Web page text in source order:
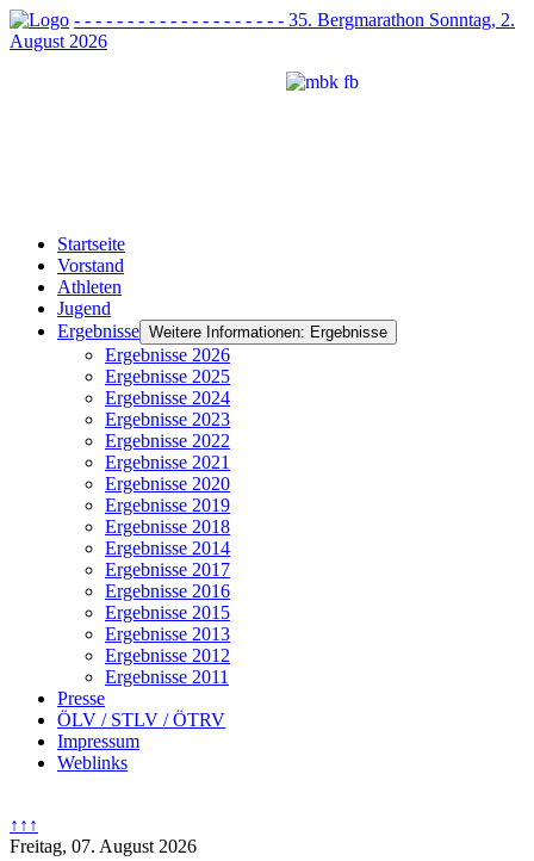
- - - - - - - - - - - - - - - - - - - - 35. Bergmarathon Sonntag, 2.
August 2026
Startseite
Vorstand
Athleten
Jugend
Ergebnisse Weitere Informationen: Ergebnisse
Ergebnisse 2026
Ergebnisse 2025
Ergebnisse 2024
Ergebnisse 2023
Ergebnisse 2022
Ergebnisse 2021
Ergebnisse 2020
Ergebnisse 2019
Ergebnisse 2018
Ergebnisse 2014
Ergebnisse 2017
Ergebnisse 2016
Ergebnisse 2015
Ergebnisse 2013
Ergebnisse 2012
Ergebnisse 2011
Presse
ÖLV / STLV / ÖTRV
Impressum
Weblinks
↑↑↑
Freitag, 07. August 2026